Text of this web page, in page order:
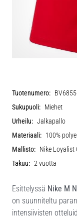
Tuotenumero:
Sukupuoli: Miehet
Urheilu: Jalkapallo
Materiaali: 100%
Mallisto: Nike Loyalist
Takuu: 2 vuotta
Esittelyssä Nike M
on suunniteltu
intensiivisten